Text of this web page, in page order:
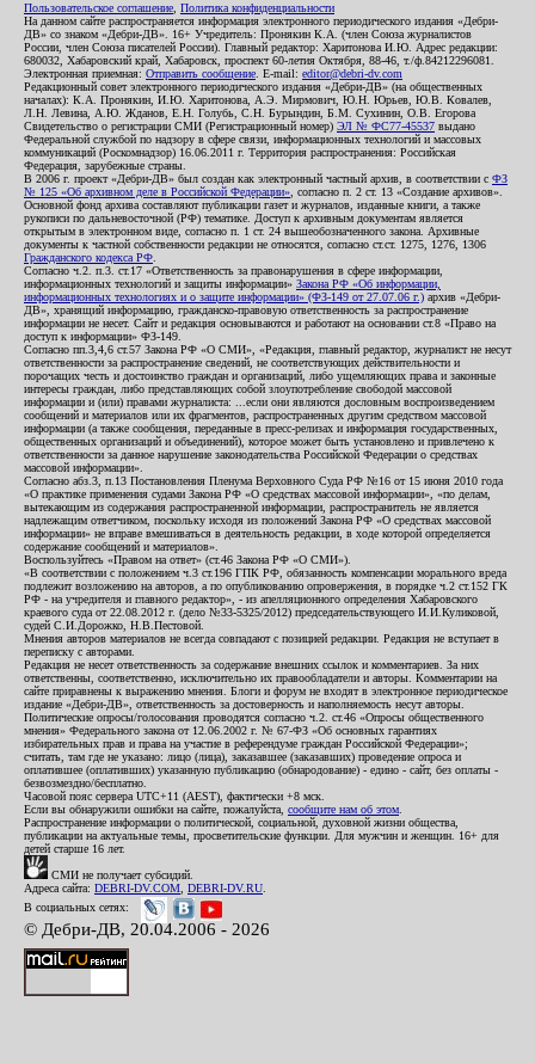
Пользовательское соглашение Политика конфиденциальности
На данном сайте распространяется информация электронного периодического издания «Дебри-
ДВ» со знаком «Дебри-ДВ». 16+ Учредитель: Пронякин К.А. (член Союза журналистов
России, член Союза писателей России). Главный редактор: Харитонова И.Ю. Адрес редакции:
680032, Хабаровский край, Хабаровск, проспект 60-летия Октября, 88-46, т./ф.84212296081.
Электронная приемная: Отправить сообщение . E-mail: editor@debri-dv.com
Редакционный совет электронного периодического издания «Дебри-ДВ» (на общественных
началах): К.А. Пронякин, И.Ю. Харитонова, А.Э. Мирмович, Ю.Н. Юрьев, Ю.В. Ковалев,
Л.Н. Левина, А.Ю. Жданов, Е.Н. Голубь, С.Н. Бурындин, Б.М. Сухинин, О.В. Егорова
Свидетельство о регистрации СМИ (Регистрационный номер) ЭЛ № ФС77-45537 выдано
Федеральной службой по надзору в сфере связи, информационных технологий и массовых
коммуникаций (Роскомнадзор) 16.06.2011 г. Территория распространения: Российская
Федерация, зарубежные страны.
В 2006 г. проект «Дебри-ДВ» был создан как электронный частный архив, в соответствии с ФЗ
№ 125 «Об архивном деле в Российской Федерации» , согласно п. 2 ст. 13 «Создание архивов».
Основной фонд архива составляют публикации газет и журналов, изданные книги, а также
рукописи по дальневосточной (РФ) тематике. Доступ к архивным документам является
открытым в электронном виде, согласно п. 1 ст. 24 вышеобозначенного закона. Архивные
документы к частной собственности редакции не относятся, согласно ст.ст. 1275, 1276, 1306
Гражданского кодекса РФ
Согласно ч.2. п.3. ст.17 «Ответственность за правонарушения в сфере информации,
информационных технологий и защиты информации» Закона РФ «Об информации,
информационных технологиях и о защите информации» (ФЗ-149 от 27.07.06 г.) архив «Дебри-
ДВ», хранящий информацию, гражданско-правовую ответственность за распространение
информации не несет. Сайт и редакция основываются и работают на основании ст.8 «Право на
доступ к информации» ФЗ-149.
Согласно пп.3,4,6 ст.57 Закона РФ «О СМИ», «Редакция, главный редактор, журналист не несут
ответственности за распространение сведений, не соответствующих действительности и
порочащих честь и достоинство граждан и организаций, либо ущемляющих права и законные
интересы граждан, либо представляющих собой злоупотребление свободой массовой
информации и (или) правами журналиста: ...если они являются дословным воспроизведением
сообщений и материалов или их фрагментов, распространенных другим средством массовой
информации (а также сообщения, переданные в пресс-релизах и информация государственных,
общественных организаций и объединений), которое может быть установлено и привлечено к
ответственности за данное нарушение законодательства Российской Федерации о средствах
массовой информации».
Согласно абз.3, п.13 Постановления Пленума Верховного Суда РФ №16 от 15 июня 2010 года
«О практике применения судами Закона РФ «О средствах массовой информации», «по делам,
вытекающим из содержания распространенной информации, распространитель не является
надлежащим ответчиком, поскольку исходя из положений Закона РФ «О средствах массовой
информации» не вправе вмешиваться в деятельность редакции, в ходе которой определяется
содержание сообщений и материалов».
Воспользуйтесь «Правом на ответ» (ст.46 Закона РФ «О СМИ»).
«В соответствии с положением ч.3 ст.196 ГПК РФ, обязанность компенсации морального вреда
подлежит возложению на авторов, а по опубликованию опровержения, в порядке ч.2 ст.152 ГК
РФ - на учредителя и главного редактор», - из апелляционного определения Хабаровского
краевого суда от 22.08.2012 г. (дело №33-5325/2012) председательствующего И.И.Куликовой,
судей С.И.Дорожко, Н.В.Пестовой.
Мнения авторов материалов не всегда совпадают с позицией редакции. Редакция не вступает в
переписку с авторами.
Редакция не несет ответственность за содержание внешних ссылок и комментариев. За них
ответственны, соответственно, исключительно их правообладатели и авторы. Комментарии на
сайте приравнены к выражению мнения. Блоги и форум не входят в электронное периодическое
издание «Дебри-ДВ», ответственность за достоверность и наполняемость несут авторы.
Политические опросы/голосования проводятся согласно ч.2. ст.46 «Опросы общественного
мнения» Федерального закона от 12.06.2002 г. № 67-ФЗ «Об основных гарантиях
избирательных прав и права на участие в референдуме граждан Российской Федерации»;
считать, там где не указано: лицо (лица), заказавшее (заказавших) проведение опроса и
оплатившее (оплативших) указанную публикацию (обнародование) - едино - сайт, без оплаты -
безвозмездно/бесплатно.
Часовой пояс сервера UTC+11 (AEST), фактически +8 мск.
Если вы обнаружили ошибки на сайте, пожалуйста, сообщите нам об этом
Распространение информации о политической, социальной, духовной жизни общества,
публикации на актуальные темы, просветительские функции. Для мужчин и женщин. 16+ для
детей старше 16 лет.
СМИ не получает субсидий.
Адреса сайта: DEBRI-DV.COM DEBRI-DV.RU
В социальных сетях:
© Дебри-ДВ, 20.04.2006 - 2026